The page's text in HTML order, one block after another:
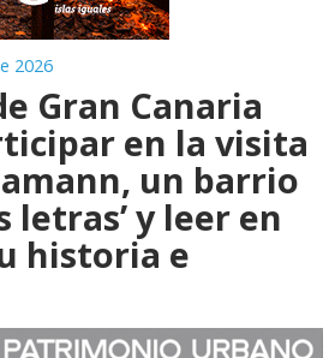
2026
Gran Canaria
en la visita
un barrio
letras’ y leer en
historia e